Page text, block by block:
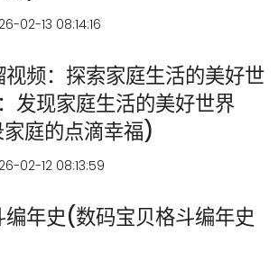
02-13 08:14:16
频：探索家庭生活的美好世
发现家庭生活的美好世界
庭的点滴幸福)
02-12 08:13:59
年史(数码宝贝格斗编年史